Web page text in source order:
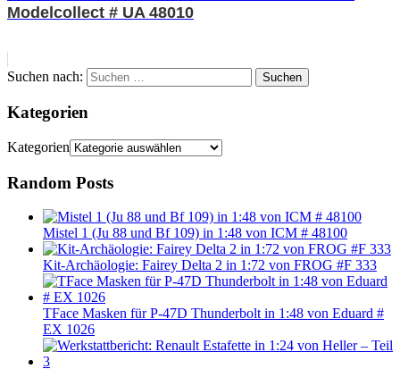
Modelcollect # UA 48010
Suchen nach: Suchen
Kategorien
Kategorien
Random Posts
Mistel 1 (Ju 88 und Bf 109) in 1:48 von ICM # 48100
Kit-Archäologie: Fairey Delta 2 in 1:72 von FROG #F 333
TFace Masken für P-47D Thunderbolt in 1:48 von Eduard #
EX 1026